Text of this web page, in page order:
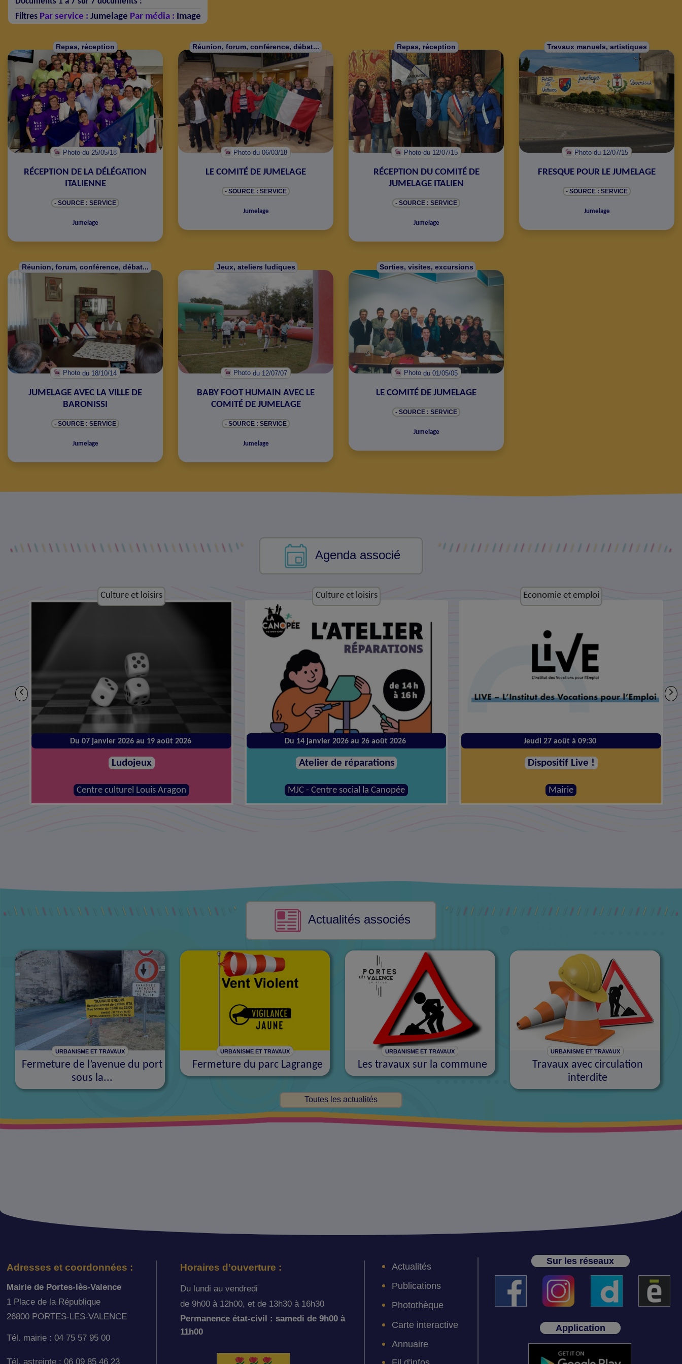
Filtres Par service : Jumelage Par média : Image
Repas, réception
Photodu 25/05/18
RÉCEPTION DE LA DÉLÉGATION
ITALIENNE
- SOURCE : SERVICE
Jumelage
Réunion, forum, conférence, débat...
Photodu 06/03/18
LE COMITÉ DE JUMELAGE
- SOURCE : SERVICE
Jumelage
Repas, réception
Photodu 12/07/15
RÉCEPTION DU COMITÉ DE
JUMELAGE ITALIEN
- SOURCE : SERVICE
Jumelage
Travaux manuels, artistiques
Photodu 12/07/15
FRESQUE POUR LE JUMELAGE
- SOURCE : SERVICE
Jumelage
Réunion, forum, conférence, débat...
Photodu 18/10/14
JUMELAGE AVEC LA VILLE DE
BARONISSI
- SOURCE : SERVICE
Jumelage
Jeux, ateliers ludiques
Photodu 12/07/07
BABY FOOT HUMAIN AVEC LE
COMITÉ DE JUMELAGE
- SOURCE : SERVICE
Jumelage
Sorties, visites, excursions
Photodu 01/05/05
LE COMITÉ DE JUMELAGE
- SOURCE : SERVICE
Jumelage
Agenda associé
Culture et loisirs
Du 14 janvier 2026 au 26 août 2026
Atelier de réparations
MJC - Centre social la Canopée
Economie et emploi
Jeudi 27 août à 09:30
Dispositif Live !
Mairie
Culture et loisirs
Vendredi 28 août à 20:00
Le Plus Grand Before #10
Mairie
Actualités associés
URBANISME ET TRAVAUX
Fermeture de l’avenue du port
sous la...
URBANISME ET TRAVAUX
Fermeture du parc Lagrange
URBANISME ET TRAVAUX
Les travaux sur la commune
URBANISME ET TRAVAUX
Travaux avec circulation
interdite
Toutes les actualités
Adresses et coordonnées :
Mairie de Portes-lès-Valence
1 Place de la République
26800 PORTES-LES-VALENCE
Tél. mairie : 04 75 57 95 00
Tél. astreinte : 06 09 85 46 23
Horaires d’ouverture :
Du lundi au vendredi
de 9h00 à 12h00, et de 13h30 à 16h30
Permanence état-civil : samedi de 9h00 à
11h00
Actualités
Publications
Photothèque
Carte interactive
Annuaire
Sur les réseaux
Application